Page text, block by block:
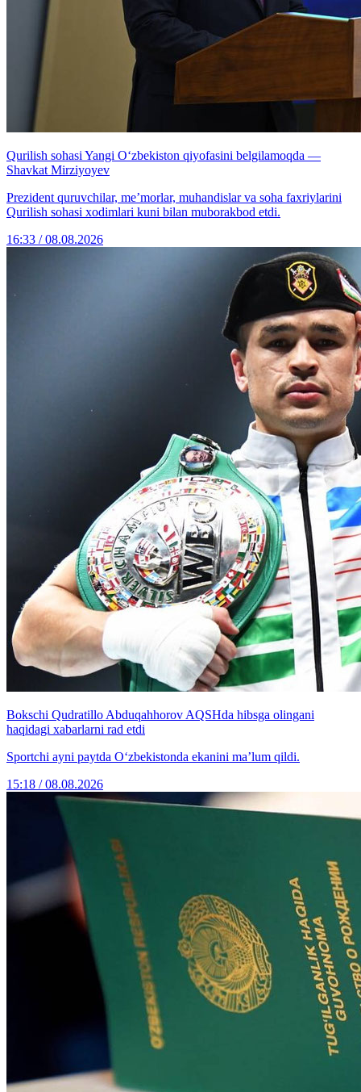
Qurilish sohasi Yangi O‘zbekiston qiyofasini belgilamoqda —
Shavkat Mirziyoyev
Prezident quruvchilar, me’morlar, muhandislar va soha faxriylarini
Qurilish sohasi xodimlari kuni bilan muborakbod etdi.
16:33 / 08.08.2026
Bokschi Qudratillo Abduqahhorov AQSHda hibsga olingani
haqidagi xabarlarni rad etdi
Sportchi ayni paytda O‘zbekistonda ekanini ma’lum qildi.
15:18 / 08.08.2026